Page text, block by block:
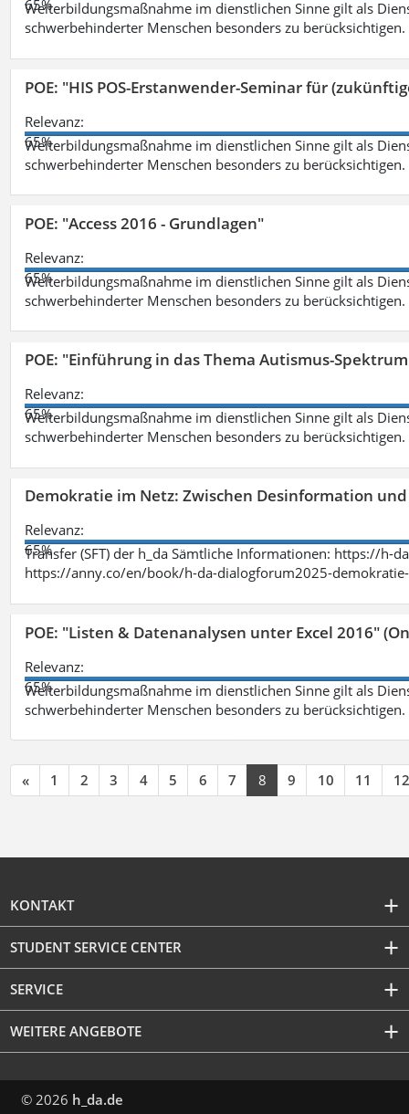
65%
Weiterbildungsmaßnahme im dienstlichen Sinne gilt als
schwerbehinderter Menschen besonders zu berücksichtigen.
POE: "HIS POS-Erstanwender-Seminar für
Relevanz:
65%
Weiterbildungsmaßnahme im dienstlichen Sinne gilt als
schwerbehinderter Menschen besonders zu berücksichtigen.
POE: "Access 2016 - Grundlagen"
Relevanz:
65%
Weiterbildungsmaßnahme im dienstlichen Sinne gilt als
schwerbehinderter Menschen besonders zu berücksichtigen.
POE: "Einführung in das Thema Autismus-
Relevanz:
65%
Weiterbildungsmaßnahme im dienstlichen Sinne gilt als
schwerbehinderter Menschen besonders zu berücksichtigen.
Demokratie im Netz: Zwischen Desinformation
Relevanz:
65%
Transfer (SFT) der h_da Sämtliche Informationen: https://
https://anny.co/en/book/h-da-dialogforum2025-
POE: "Listen & Datenanalysen unter Excel 2016"
Relevanz:
65%
Weiterbildungsmaßnahme im dienstlichen Sinne gilt als
schwerbehinderter Menschen besonders zu berücksichtigen.
« 1 2 3 4 5 6 7 8 9 10 11 12
KONTAKT
STUDENT SERVICE CENTER
SERVICE
WEITERE ANGEBOTE
© 2026 h_da.de